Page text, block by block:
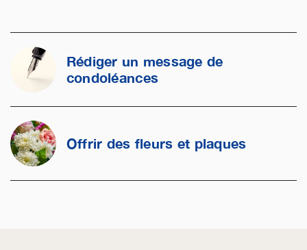
Rédiger un message de
condoléances
Offrir des fleurs et plaques